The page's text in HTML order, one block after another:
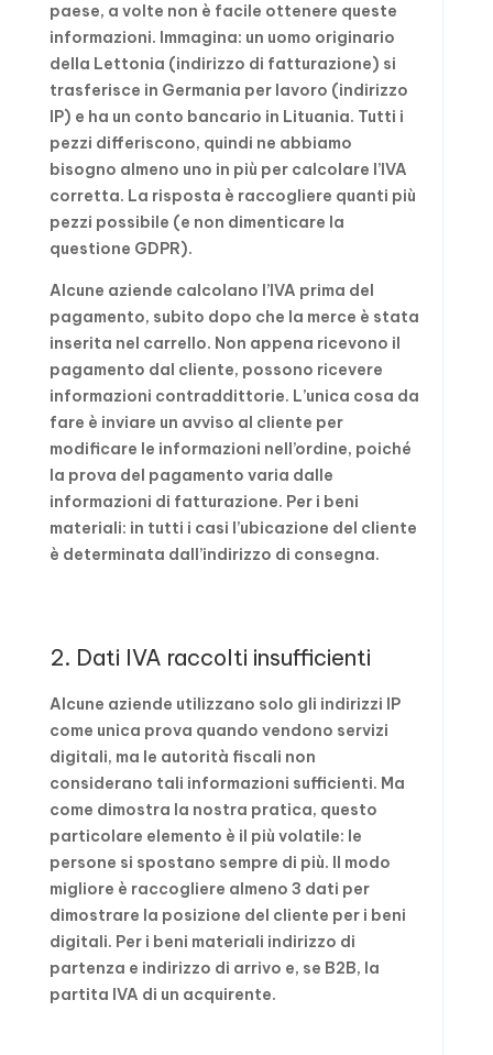
paese, a volte non è facile ottenere queste
informazioni. Immagina: un uomo originario
della Lettonia (indirizzo di fatturazione) si
trasferisce in Germania per lavoro (indirizzo
IP) e ha un conto bancario in Lituania. Tutti i
pezzi differiscono, quindi ne abbiamo
bisogno almeno uno in più per calcolare l’IVA
corretta. La risposta è raccogliere quanti più
pezzi possibile (e non dimenticare la
questione GDPR).
Alcune aziende calcolano l’IVA prima del
pagamento, subito dopo che la merce è stata
inserita nel carrello. Non appena ricevono il
pagamento dal cliente, possono ricevere
informazioni contraddittorie. L’unica cosa da
fare è inviare un avviso al cliente per
modificare le informazioni nell’ordine, poiché
la prova del pagamento varia dalle
informazioni di fatturazione. Per i beni
materiali: in tutti i casi l’ubicazione del cliente
è determinata dall’indirizzo di consegna.
2. Dati IVA raccolti insufficienti
Alcune aziende utilizzano solo gli indirizzi IP
come unica prova quando vendono servizi
digitali, ma le autorità fiscali non
considerano tali informazioni sufficienti. Ma
come dimostra la nostra pratica, questo
particolare elemento è il più volatile: le
persone si spostano sempre di più. Il modo
migliore è raccogliere almeno 3 dati per
dimostrare la posizione del cliente per i beni
digitali. Per i beni materiali indirizzo di
partenza e indirizzo di arrivo e, se B2B, la
partita IVA di un acquirente.